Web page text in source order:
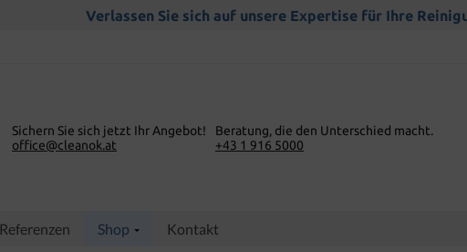
Verlassen Sie sich auf unsere Expertise für Ihre
Sichern Sie sich jetzt Ihr Angebot!
office@cleanok.at
Beratung, die den Unterschied macht.
+43 1 916 5000
Referenzen Shop Kontakt